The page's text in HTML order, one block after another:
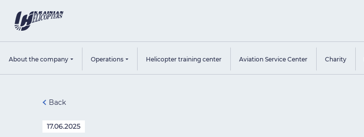
About the company Operations Helicopter training center Aviation Service Center Charity
Back
17.06.2025